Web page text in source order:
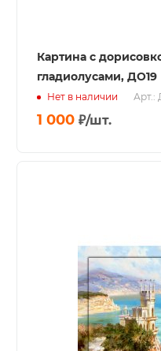
Картина с
гладиолусами, ДО19
Нет в наличии Арт.:
1 000 ₽/шт.